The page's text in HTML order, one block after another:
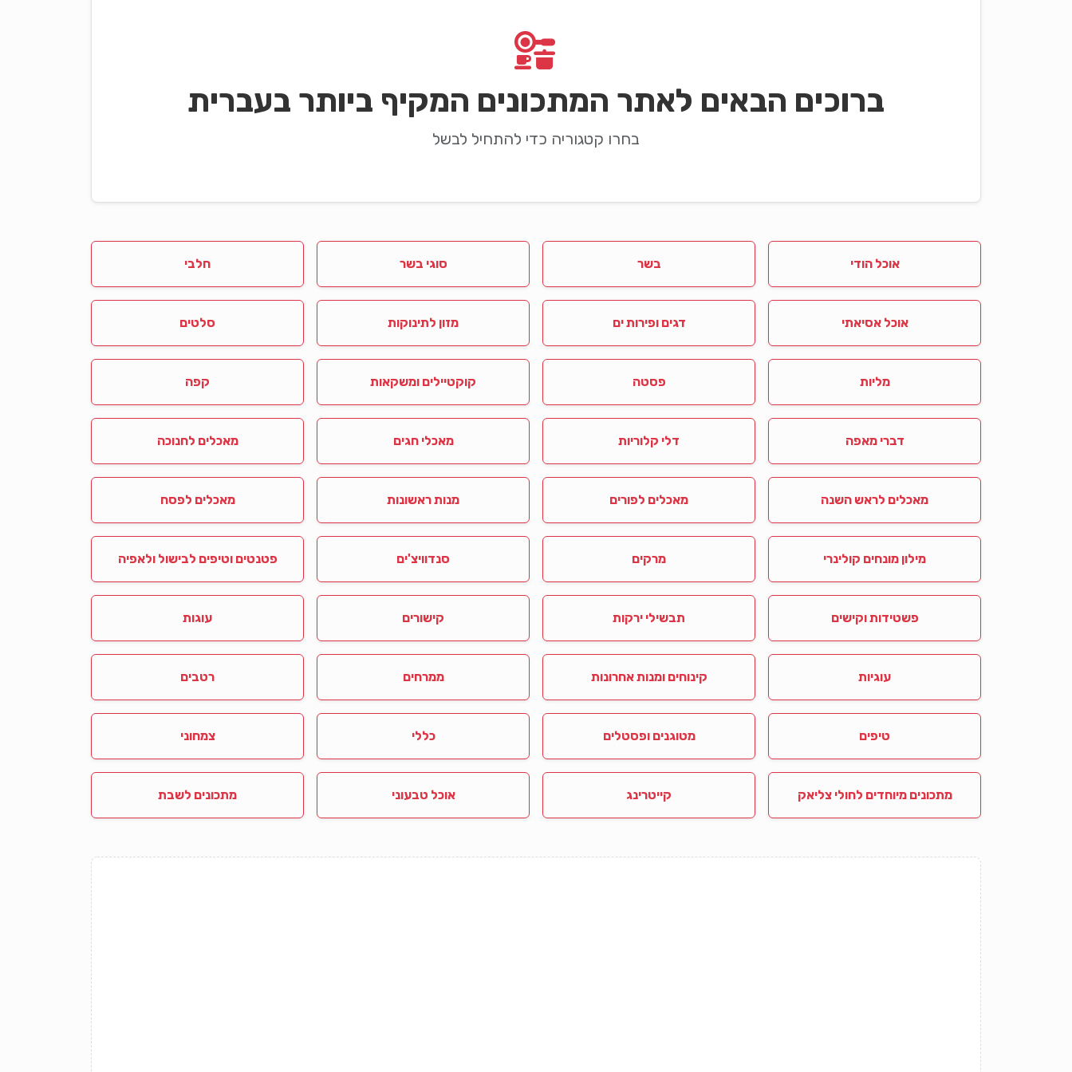
ברוכים הבאים לאתר המתכונים המקיף ביותר בעברית
בחרו קטגוריה כדי להתחיל לבשל
אוכל הודי בשר סוגי בשר חלבי
אוכל אסיאתי דגים ופירות ים מזון לתינוקות סלטים
מליות פסטה קוקטיילים ומשקאות קפה
דברי מאפה דלי קלוריות מאכלי חגים מאכלים לחנוכה
מאכלים לראש השנה מאכלים לפורים מנות ראשונות מאכלים לפסח
מילון מונחים קולינרי מרקים סנדוויצ'ים פטנטים וטיפים לבישול ולאפיה
פשטידות וקישים תבשילי ירקות קישורים עוגות
עוגיות קינוחים ומנות אחרונות ממרחים רטבים
טיפים מטוגנים ופסטלים כללי צמחוני
מתכונים מיוחדים לחולי צליאק קייטרינג אוכל טבעוני מתכונים לשבת